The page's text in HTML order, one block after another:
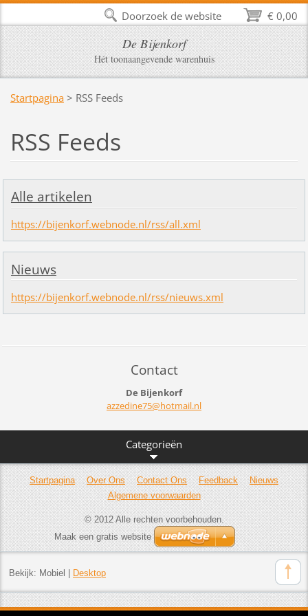
De Bijenkorf
Hét toonaangevende warenhuis
Startpagina > RSS Feeds
RSS Feeds
Alle artikelen
https://bijenkorf.webnode.nl/rss/all.xml
Nieuws
https://bijenkorf.webnode.nl/rss/nieuws.xml
Contact
De Bijenkorf
azzedine75@hotmail.nl
Categorieën
Startpagina Over Ons Contact Ons Feedback
Nieuws
Algemene voorwaarden
© 2012 Alle rechten voorbehouden.
Maak een gratis website
Bekijk: Mobiel | Desktop
€ 0,00
Doorzoek de website